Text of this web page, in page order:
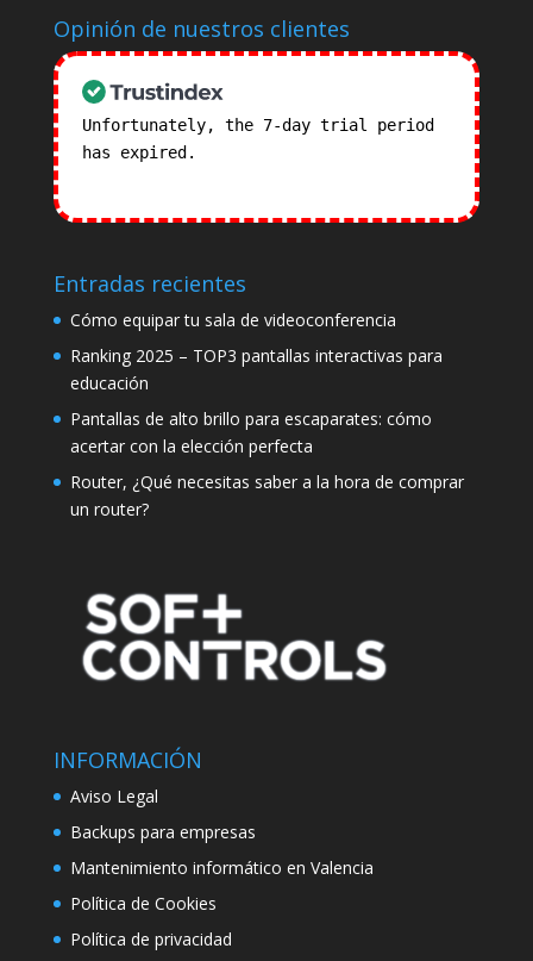
Opinión de nuestros clientes
Unfortunately, the 7-day trial period
has expired.
Entradas recientes
Cómo equipar tu sala de videoconferencia
Ranking 2025 – TOP3 pantallas interactivas para
educación
Pantallas de alto brillo para escaparates: cómo
acertar con la elección perfecta
Router, ¿Qué necesitas saber a la hora de comprar
un router?
INFORMACIÓN
Aviso Legal
Backups para empresas
Mantenimiento informático en Valencia
Política de Cookies
Política de privacidad